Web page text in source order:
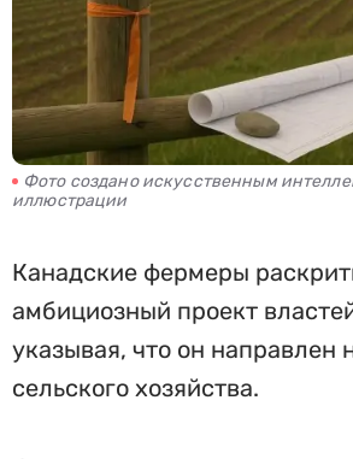
Фото создано искусственным
иллюстрации
Канадские фермеры
амбициозный проект
указывая, что он направлен
сельского хозяйства.